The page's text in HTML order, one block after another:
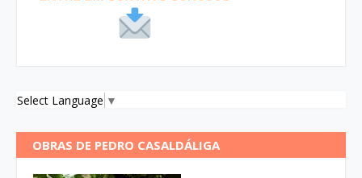
Select Language ▼
OBRAS DE PEDRO CASALDÁLIGA